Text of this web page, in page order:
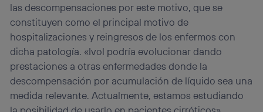
las descompensaciones por este motivo, que se
constituyen como el principal motivo de
hospitalizaciones y reingresos de los enfermos con
dicha patología. «Ivol podría evolucionar dando
prestaciones a otras enfermedades donde la
descompensación por acumulación de líquido sea una
medida relevante. Actualmente, estamos estudiando